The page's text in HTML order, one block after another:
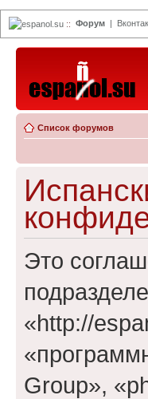
espanol.su :: Форум |
Список форумов
Это
«http://
Group»,